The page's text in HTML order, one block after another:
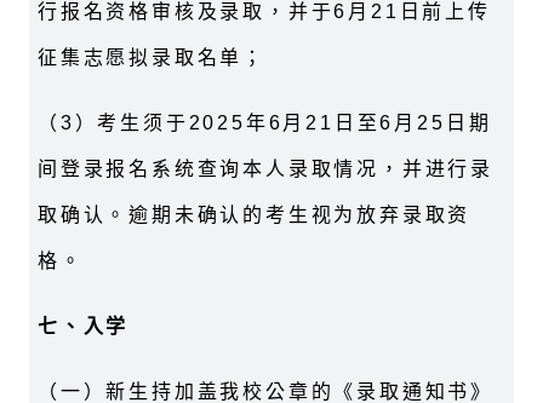
行报名资格审核及录取，并于6 月 21 日前上传
征集志愿拟录取名单；
（ 3 ）考生须于 2025年6 月 21 日至6 月 25 日期
间登录报名系统查询本人录取情况，并进行录
取确认。逾期未确认的考生视为放弃录取资
格。
七、入学
（一）新生持加盖我校公章的《录取通知书》